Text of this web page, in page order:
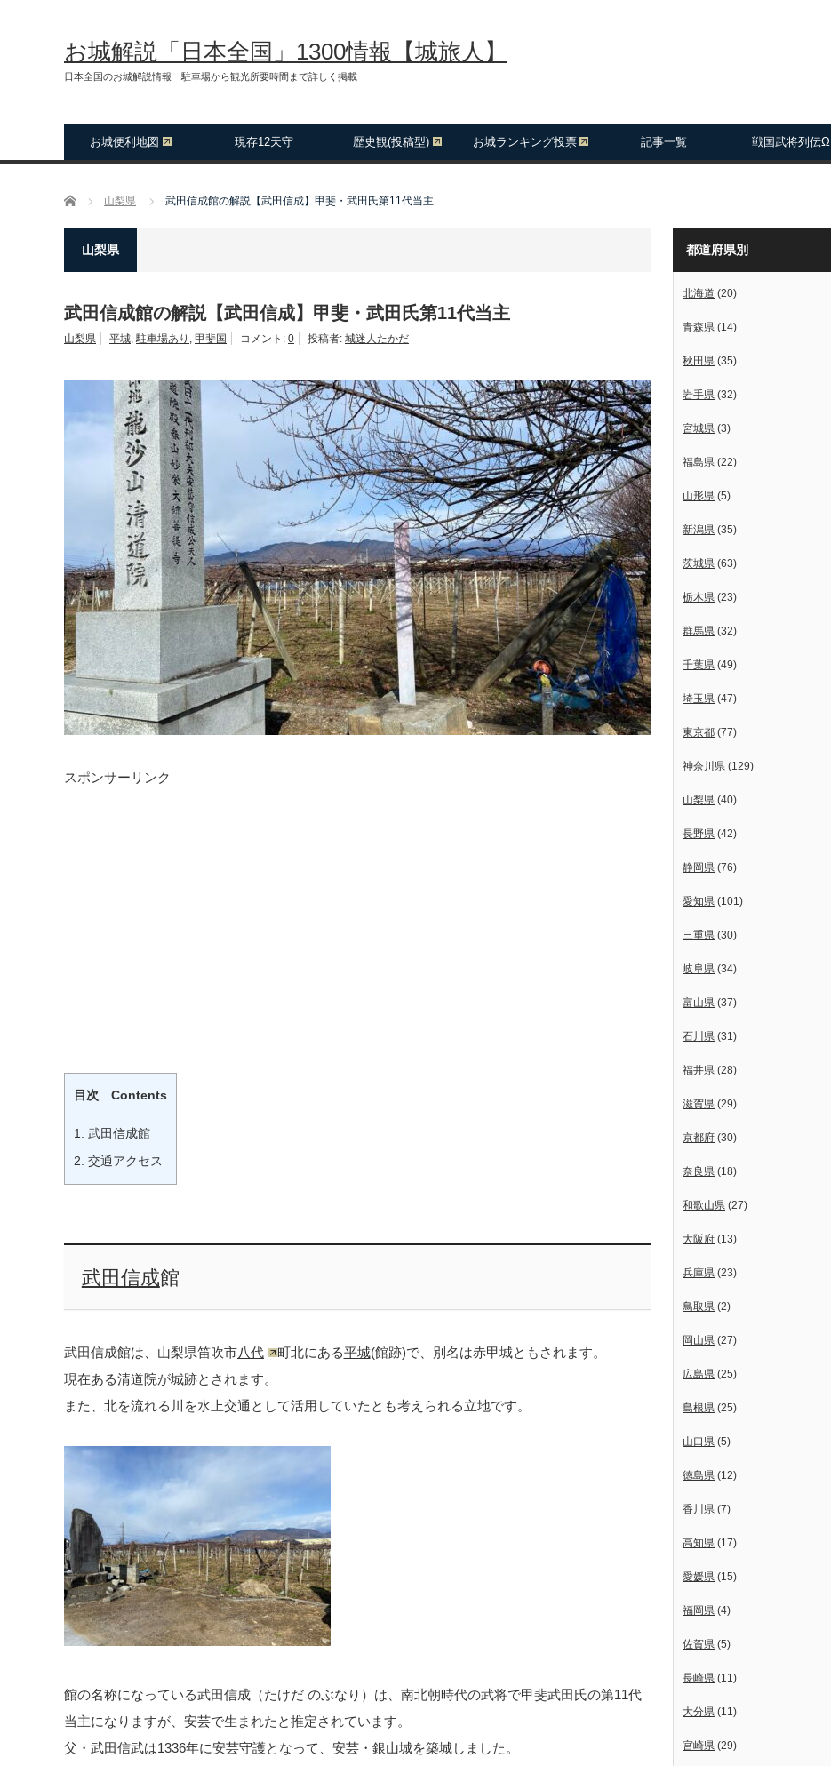
お城解説「日本全国」1300情報【城旅人】
日本全国のお城解説情報 駐車場から観光所要時間まで詳しく掲載
お城便利地図 現存12天守 歴史観(投稿型) お城ランキング投票 記事一覧 戦国武将列伝Ω
ホーム 山梨県 武田信成館の解説【武田信成】甲斐・武田氏第11代当主
山梨県
武田信成館の解説【武田信成】甲斐・武田氏第11代当主
山梨県 平城,駐車場あり , 甲斐国 コメント: 0 投稿者: 城迷人たかだ
スポンサーリンク
目次 Contents
1. 武田信成館
2. 交通アクセス
武田信成館
武田信成館は、山梨県笛吹市八代 町北にある平城(館跡)で、別名は赤甲城ともされます。
現在ある清道院が城跡とされます。
また、北を流れる川を水上交通として活用していたとも考えられる立地です。
館の名称になっている武田信成（たけだ のぶなり）は、南北朝時代の武将で甲斐武田氏の第11代
当主になりますが、安芸で生まれたと推定されています。
父・武田信武は1336年に安芸守護となって、安芸・銀山城を築城しました。
都道府県別
北海道 (20)
青森県 (14)
秋田県 (35)
岩手県 (32)
宮城県 (3)
福島県 (22)
山形県 (5)
新潟県 (35)
茨城県 (63)
栃木県 (23)
群馬県 (32)
千葉県 (49)
埼玉県 (47)
東京都 (77)
神奈川県 (129)
山梨県 (40)
長野県 (42)
静岡県 (76)
愛知県 (101)
三重県 (30)
岐阜県 (34)
富山県 (37)
石川県 (31)
福井県 (28)
滋賀県 (29)
京都府 (30)
奈良県 (18)
和歌山県 (27)
大阪府 (13)
兵庫県 (23)
鳥取県 (2)
岡山県 (27)
広島県 (25)
島根県 (25)
山口県 (5)
徳島県 (12)
香川県 (7)
高知県 (17)
愛媛県 (15)
福岡県 (4)
佐賀県 (5)
長崎県 (11)
大分県 (11)
宮崎県 (29)